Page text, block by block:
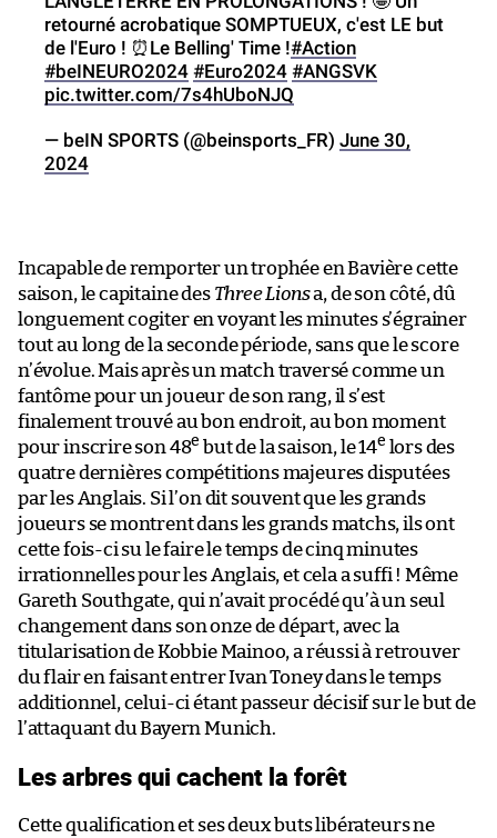
retourné acrobatique SOMPTUEUX, c'est LE but
de l'Euro ! ⏰Le Belling' Time !#Action
#beINEURO2024 #Euro2024 #ANGSVK
pic.twitter.com/7s4hUboNJQ
— beIN SPORTS (@beinsports_FR) June 30,
2024
Incapable de remporter un trophée en Bavière cette
saison, le capitaine des Three Lionsa, de son côté, dû
longuement cogiter en voyant les minutes s’égrainer
tout au long de la seconde période, sans que le score
n’évolue. Mais après un match traversé comme un
fantôme pour un joueur de son rang, il s’est
finalement trouvé au bon endroit, au bon moment
pour inscrire son 48e but de la saison, le 14e lors des
quatre dernières compétitions majeures disputées
par les Anglais. Si l’on dit souvent que les grands
joueurs se montrent dans les grands matchs, ils ont
cette fois-ci su le faire le temps de cinq minutes
irrationnelles pour les Anglais, et cela a suffi ! Même
Gareth Southgate, qui n’avait procédé qu’à un seul
changement dans son onze de départ, avec la
titularisation de Kobbie Mainoo, a réussi à retrouver
du flair en faisant entrer Ivan Toney dans le temps
additionnel, celui-ci étant passeur décisif sur le but de
l’attaquant du Bayern Munich.
Les arbres qui cachent la forêt
Cette qualification et ses deux buts libérateurs ne